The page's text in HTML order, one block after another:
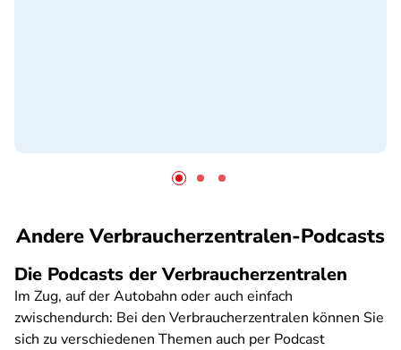
Andere Verbraucherzentralen-Podcasts
Die Podcasts der Verbraucherzentralen
Im Zug, auf der Autobahn oder auch einfach
zwischendurch: Bei den Verbraucherzentralen können Sie
sich zu verschiedenen Themen auch per Podcast